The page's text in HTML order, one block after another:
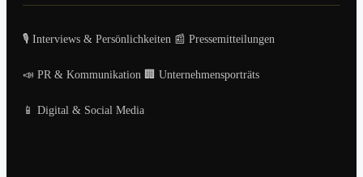
🎙️ Interviews & Persönlichkeiten 📰 Pressemitteilungen
📣 PR & Kommunikation 🏢 Unternehmensporträts
📱 Digital & Social Media